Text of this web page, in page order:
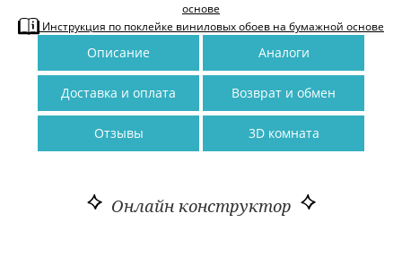
основе
Инструкция по поклейке виниловых обоев на бумажной основе
Описание Аналоги
Доставка и оплата Возврат и обмен
Отзывы 3D комната
Онлайн конструктор